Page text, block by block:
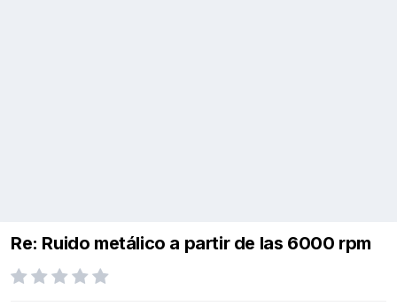
Re: Ruido metálico a partir de las 6000 rpm